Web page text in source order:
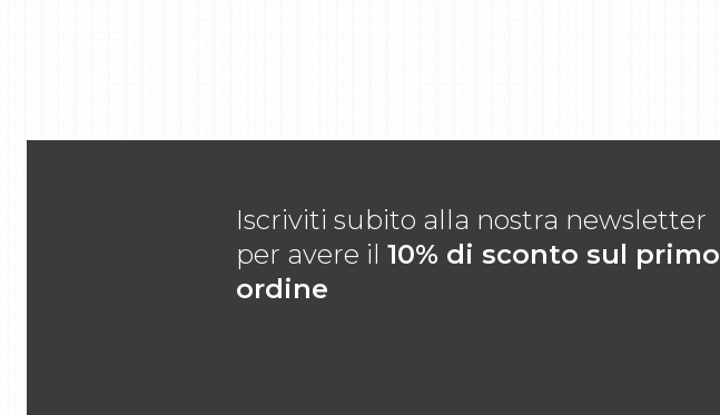
Iscriviti subito alla nostra newsletter
per avere il 10% di sconto sul primo
ordine